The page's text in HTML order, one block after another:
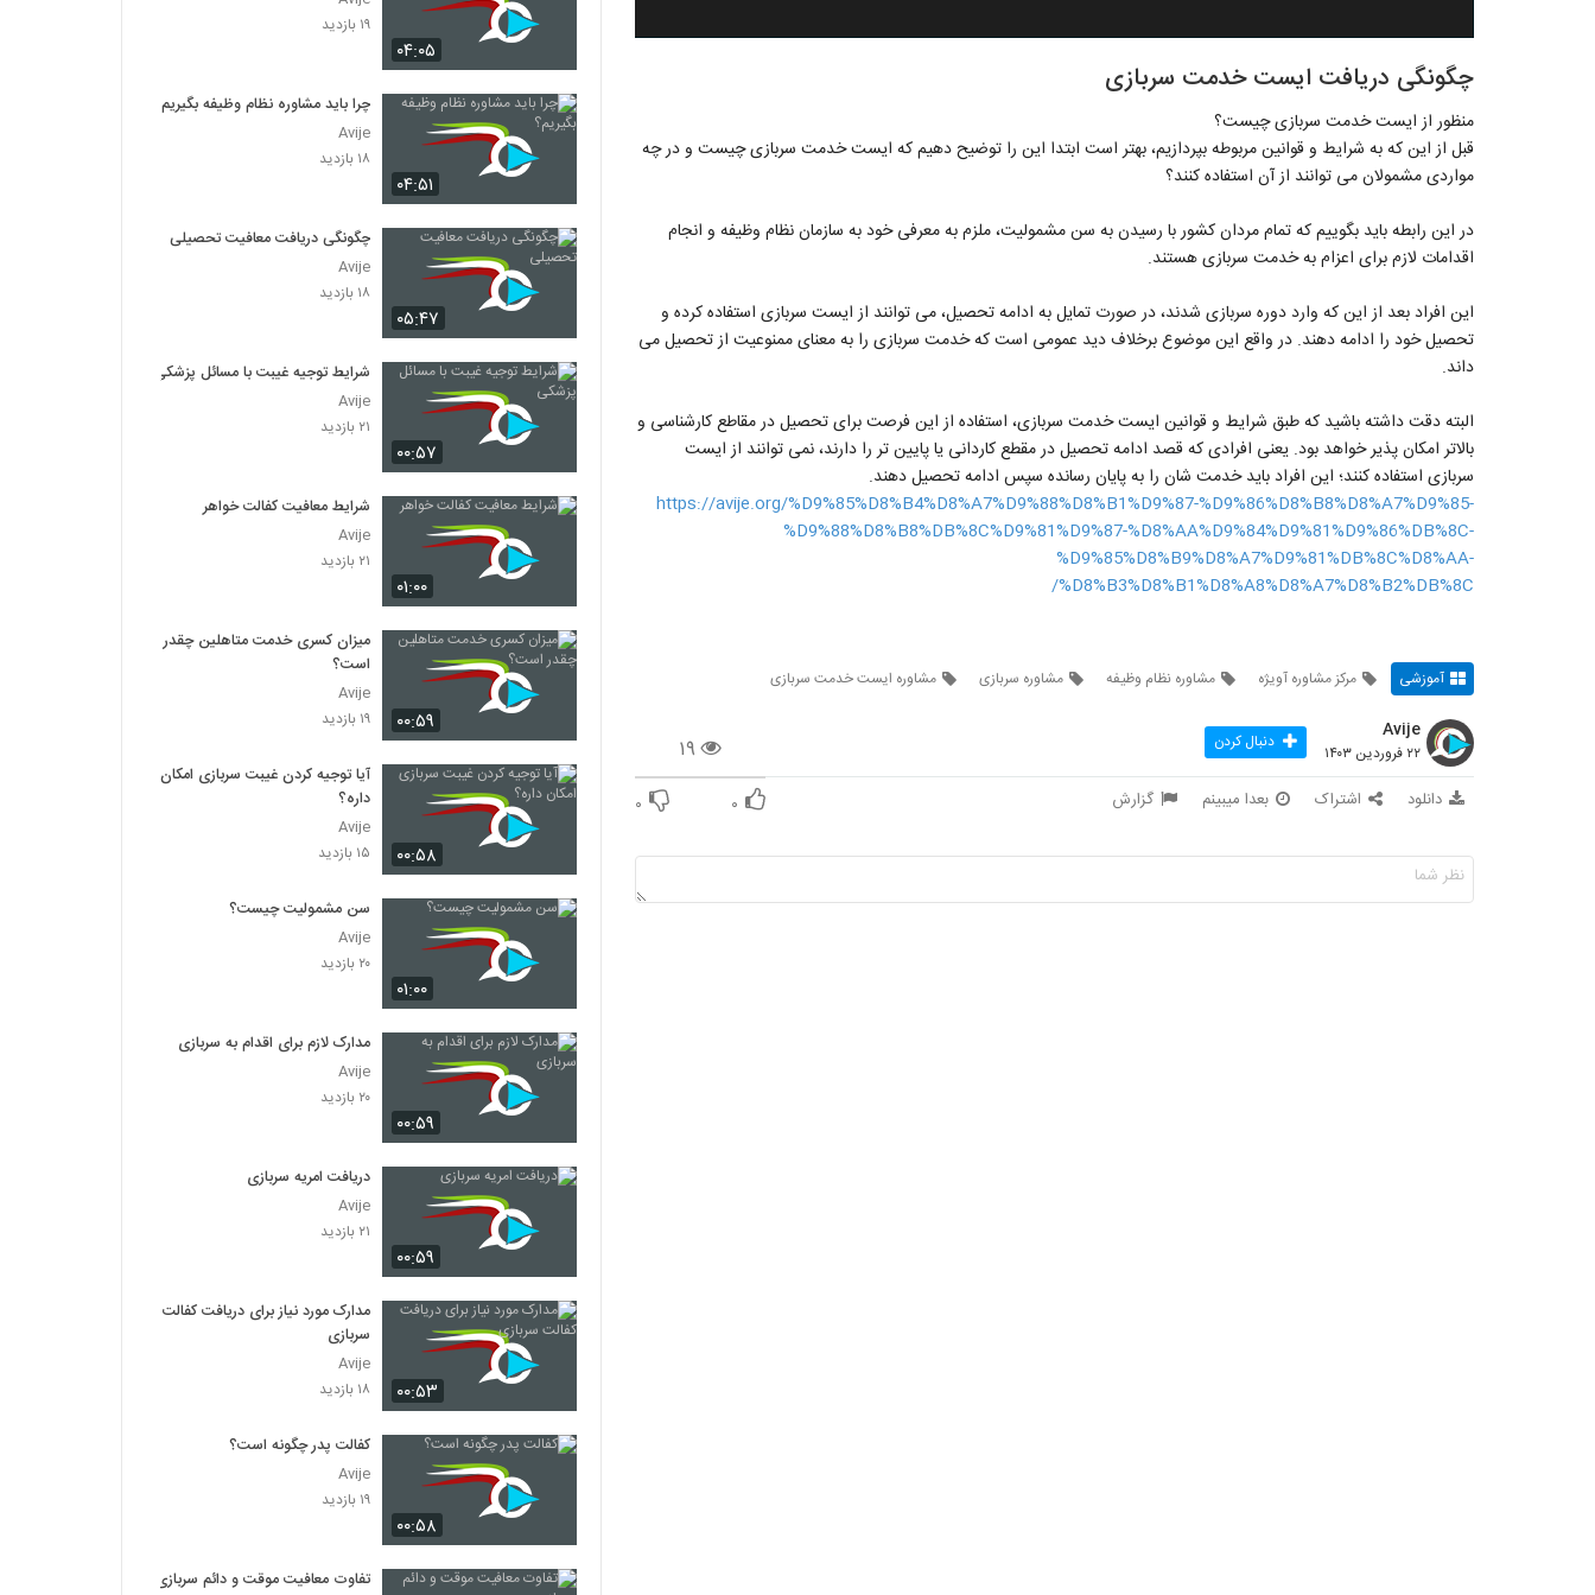
چگونگی دریافت ایست خدمت سربازی
منظور از ایست خدمت سربازی چیست؟
قبل از این که به شرایط و قوانین مربوطه بپردازیم، بهتر است ابتدا این را توضیح دهیم که ایست خدمت سربازی چیست و در چه
مواردی مشمولان می توانند از آن استفاده کنند؟
در این رابطه باید بگوییم که تمام مردان کشور با رسیدن به سن مشمولیت، ملزم به معرفی خود به سازمان نظام وظیفه و انجام
اقدامات لازم برای اعزام به خدمت سربازی هستند.
این افراد بعد از این که وارد دوره سربازی شدند، در صورت تمایل به ادامه تحصیل، می توانند از ایست سربازی استفاده کرده و
تحصیل خود را ادامه دهند. در واقع این موضوع برخلاف دید عمومی است که خدمت سربازی را به معنای ممنوعیت از تحصیل می
داند.
البته دقت داشته باشید که طبق شرایط و قوانین ایست خدمت سربازی، استفاده از این فرصت برای تحصیل در مقاطع کارشناسی و
بالاتر امکان پذیر خواهد بود. یعنی افرادی که قصد ادامه تحصیل در مقطع کاردانی یا پایین تر را دارند، نمی توانند از ایست
سربازی استفاده کنند؛ این افراد باید خدمت شان را به پایان رسانده سپس ادامه تحصیل دهند.
https://avije.org/%D9%85%D8%B4%D8%A7%D9%88%D8%B1%D9%87-%D9%86%D8%B8%D8%A7%D9%85-
%D9%88%D8%B8%DB%8C%D9%81%D9%87-%D8%AA%D9%84%D9%81%D9%86%DB%8C-
%D9%85%D8%B9%D8%A7%D9%81%DB%8C%D8%AA-
%D8%B3%D8%B1%D8%A8%D8%A7%D8%B2%DB%8C/
آموزشی مرکز مشاوره آویژه مشاوره نظام وظیفه مشاوره سربازی مشاوره ایست خدمت سربازی
۱۹
Avije
۲۲ فروردین ۱۴۰۳ دنبال کردن
دانلود اشتراک بعدا میبینم گزارش ۰ ۰
۰۴:۰۵
۱۹ بازدید
۰۴:۵۱
چرا باید مشاوره نظام وظیفه بگیریم؟
Avije
۱۸ بازدید
۰۵:۴۷
چگونگی دریافت معافیت تحصیلی
Avije
۱۸ بازدید
۰۰:۵۷
شرایط توجیه غیبت با مسائل پزشکی
Avije
۲۱ بازدید
۰۱:۰۰
شرایط معافیت کفالت خواهر
Avije
۲۱ بازدید
۰۰:۵۹
میزان کسری خدمت متاهلین چقدر
است؟
Avije
۱۹ بازدید
۰۰:۵۸
آیا توجیه کردن غیبت سربازی امکان
داره؟
Avije
۱۵ بازدید
۰۱:۰۰
سن مشمولیت چیست؟
Avije
۲۰ بازدید
۰۰:۵۹
مدارک لازم برای اقدام به سربازی
Avije
۲۰ بازدید
۰۰:۵۹
دریافت امریه سربازی
Avije
۲۱ بازدید
۰۰:۵۳
مدارک مورد نیاز برای دریافت کفالت
سربازی
Avije
۱۸ بازدید
۰۰:۵۸
کفالت پدر چگونه است؟
Avije
۱۹ بازدید
تفاوت معافیت موقت و دائم سربازی